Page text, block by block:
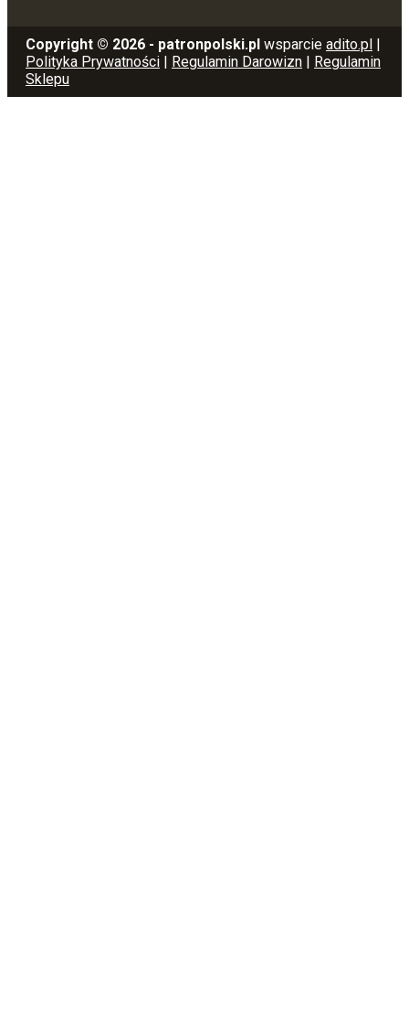
Copyright © 2026 - patronpolski.pl wsparcie adito.pl |
Polityka Prywatności | Regulamin Darowizn | Regulamin
Sklepu